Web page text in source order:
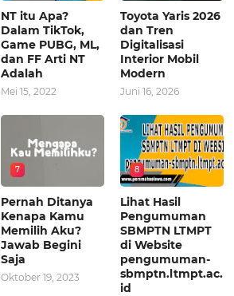
NT itu Apa?
Dalam TikTok,
Game PUBG, ML,
dan FF Arti NT
Adalah
Mei 15, 2022
Toyota Yaris 2026
dan Tren
Digitalisasi
Interior Mobil
Modern
Juni 16, 2026
7
Pernah Ditanya
Kenapa Kamu
Memilih Aku?
Jawab Begini
Saja
Oktober 19, 2023
8
Lihat Hasil
Pengumuman
SBMPTN LTMPT
di Website
pengumuman-
sbmptn.ltmpt.ac.
id